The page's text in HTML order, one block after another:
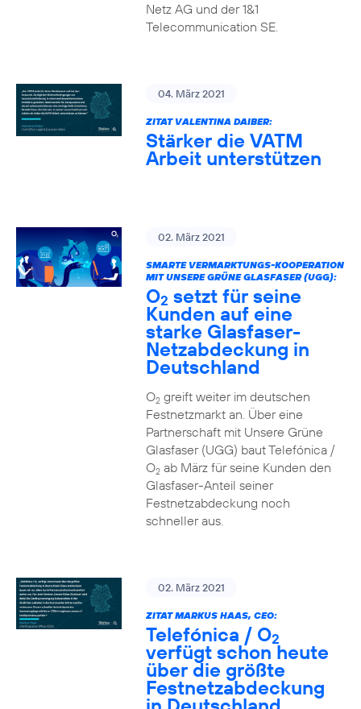
Netz AG und der 1&1
Telecommunication SE.
04. März 2021
ZITAT VALENTINA DAIBER:
Stärker die VATM
Arbeit unterstützen
02. März 2021
SMARTE VERMARKTUNGS-KOOPERATION
MIT UNSERE GRÜNE GLASFASER (UGG):
O2 setzt für seine
Kunden auf eine
starke Glasfaser-
Netzabdeckung in
Deutschland
O2greift weiter im deutschen
Festnetzmarkt an. Über eine
Partnerschaft mit Unsere Grüne
Glasfaser (UGG) baut Telefónica /
O2ab März für seine Kunden den
Glasfaser-Anteil seiner
Festnetzabdeckung noch
schneller aus.
02. März 2021
ZITAT MARKUS HAAS, CEO:
Telefónica / O2
verfügt schon heute
über die größte
Festnetzabdeckung